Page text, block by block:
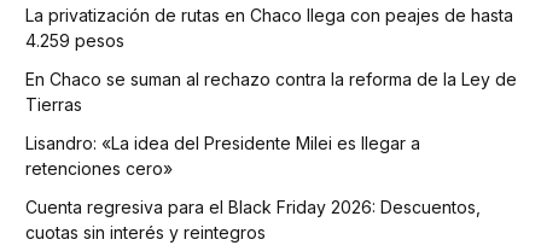
La privatización de rutas en Chaco llega con peajes de hasta
4.259 pesos
En Chaco se suman al rechazo contra la reforma de la Ley de
Tierras
Lisandro: «La idea del Presidente Milei es llegar a
retenciones cero»
Cuenta regresiva para el Black Friday 2026: Descuentos,
cuotas sin interés y reintegros